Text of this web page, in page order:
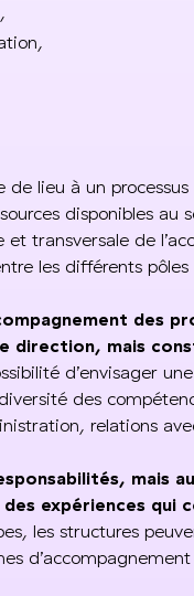
lieu à un
disponibles au
transversale de
les différents pôles
des
direction, mais
d’envisager
des
relations
mais
expériences qui
les structures